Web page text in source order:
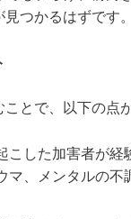
つかるはずです。
とで、以下の点
こした加害者が経
マ、メンタルの不